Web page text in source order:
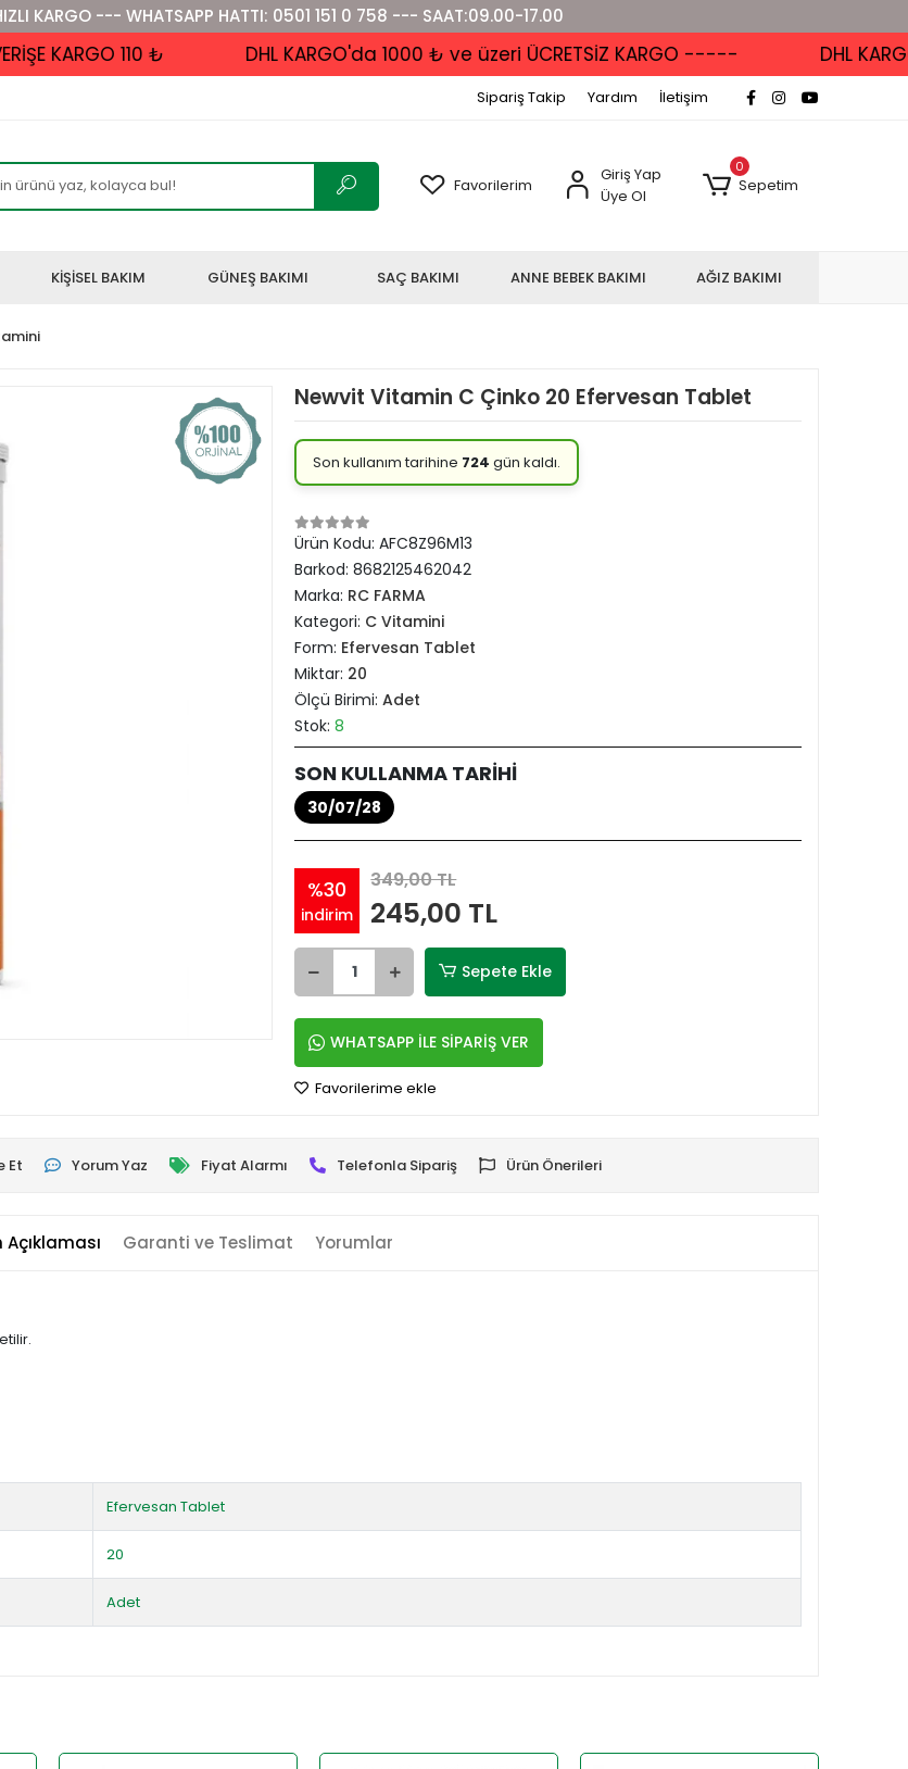
KARGO --- WHATSAPP HATTI: 0501 151 0 758 --- SAAT:09.00-17.00
KARGO 110 ₺ DHL KARGO'da 1000 ₺ ve üzeri ÜCRETSİZ KARGO ----- DHL
Sipariş Takip Yardım İletişim
Favorilerim
Giriş Yap
Üye Ol
0
Sepetim
KİŞİSEL BAKIM GÜNEŞ BAKIMI SAÇ BAKIMI ANNE BEBEK BAKIMI AĞIZ BAKIMI
Newvit Vitamin C Çinko 20 Efervesan Tablet
Son kullanım tarihine 724 gün kaldı.
Ürün Kodu:AFC8Z96M13
Barkod:8682125462042
Marka: RC FARMA
Kategori: C Vitamini
Form: Efervesan Tablet
Miktar: 20
Ölçü Birimi:Adet
Stok:8
SON KULLANMA TARİHİ
30/07/28
%30
indirim
349,00 TL
245,00 TL
Sepete Ekle
WHATSAPP İLE SİPARİŞ VER
Favorilerime ekle
Et Yorum Yaz Fiyat Alarmı Telefonla Sipariş Ürün Önerileri
Açıklaması Garanti ve Teslimat Yorumlar
Efervesan Tablet
20
Adet